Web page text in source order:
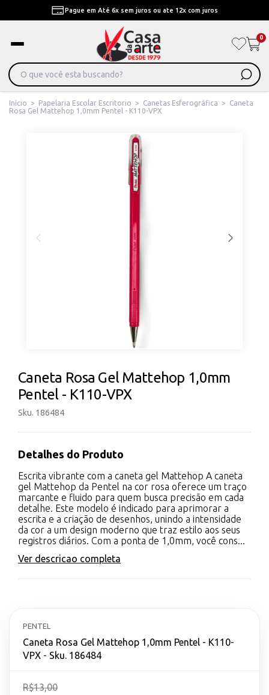
Pague em Até 6x sem juros ou ate 12x com juros
0
Início > Papelaria Escolar Escritorio > Canetas Esferográfica >
Caneta
Rosa Gel Mattehop 1,0mm Pentel - K110-VPX
Caneta Rosa Gel Mattehop 1,0mm
Pentel - K110-VPX
Sku. 186484
Detalhes do Produto
Escrita vibrante com a caneta gel Mattehop A caneta
gel Mattehop da Pentel na cor rosa oferece um traço
marcante e fluido para quem busca precisão em cada
detalhe. Este modelo é indicado para aprimorar a
escrita e a criação de desenhos, unindo a intensidade
da cor a um design moderno que traz estilo aos seus
registros diários. Com a ponta de 1,0mm, você cons...
Ver descricao completa
PENTEL
Caneta Rosa Gel Mattehop 1,0mm Pentel - K110-
VPX - Sku. 186484
R$13,00